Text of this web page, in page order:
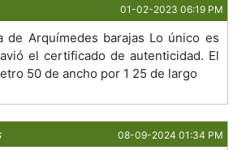
01-02-2023 06:19 PM
de Arquímedes barajas Lo único es
el certificado de autenticidad. El
50 de ancho por 1 25 de largo
08-09-2024 01:34 PM